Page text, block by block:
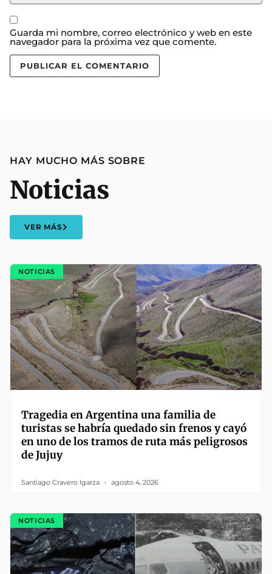
Guarda mi nombre, correo electrónico y web en este
navegador para la próxima vez que comente.
HAY MUCHO MÁS SOBRE
Noticias
VER MÁS
NOTICIAS
Tragedia en Argentina una familia de
turistas se habría quedado sin frenos y cayó
en uno de los tramos de ruta más peligrosos
de Jujuy
Santiago Cravero Igarza agosto 4, 2026
NOTICIAS